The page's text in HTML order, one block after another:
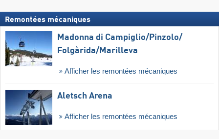
Remontées mécaniques
Madonna di Campiglio/​Pinzolo/​
Folgàrida/​Marilleva
Afficher les remontées mécaniques
Aletsch Arena
Afficher les remontées mécaniques